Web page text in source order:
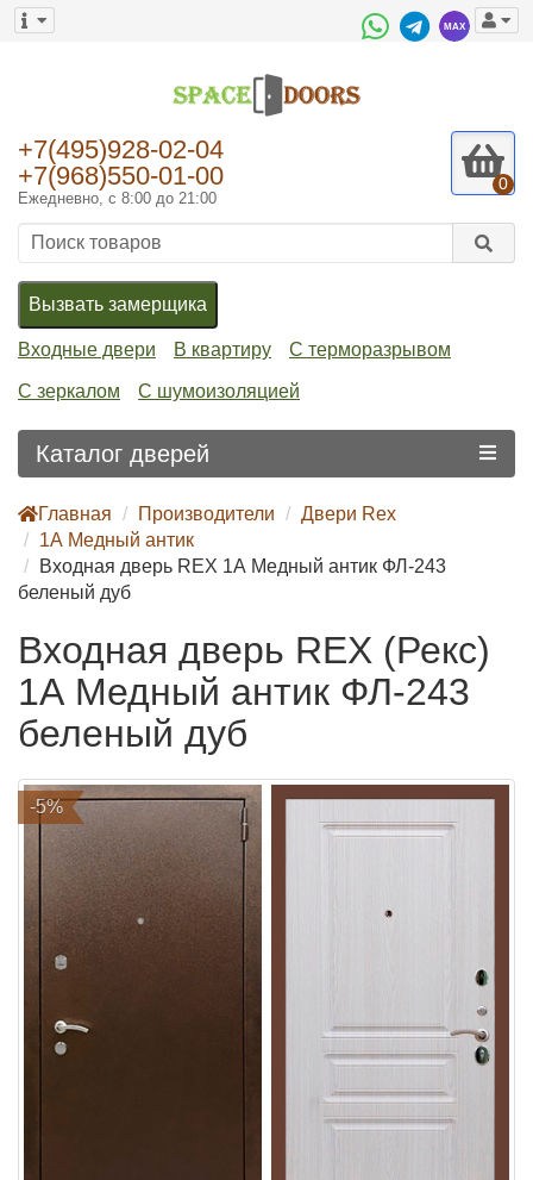
+7(495)928-02-04
+7(968)550-01-00
Ежедневно, с 8:00 до 21:00
0
Вызвать замерщика
Входные двери В квартиру С терморазрывом
С зеркалом С шумоизоляцией
Каталог дверей
Главная Производители
Двери Rex
1А Медный антик
Входная дверь REX 1А Медный антик ФЛ-243
беленый дуб
Входная дверь REX (Рекс)
1А Медный антик ФЛ-243
беленый дуб
-5%